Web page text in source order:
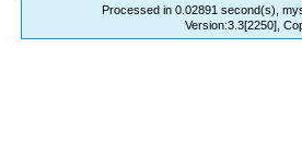
Processed in 0.02891 second(s),
Version:3.3[2250],